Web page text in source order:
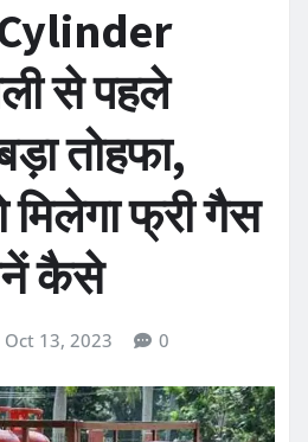
से पहले
तोहफा,
फ्री गैस
कैसे
Oct 13, 2023 0